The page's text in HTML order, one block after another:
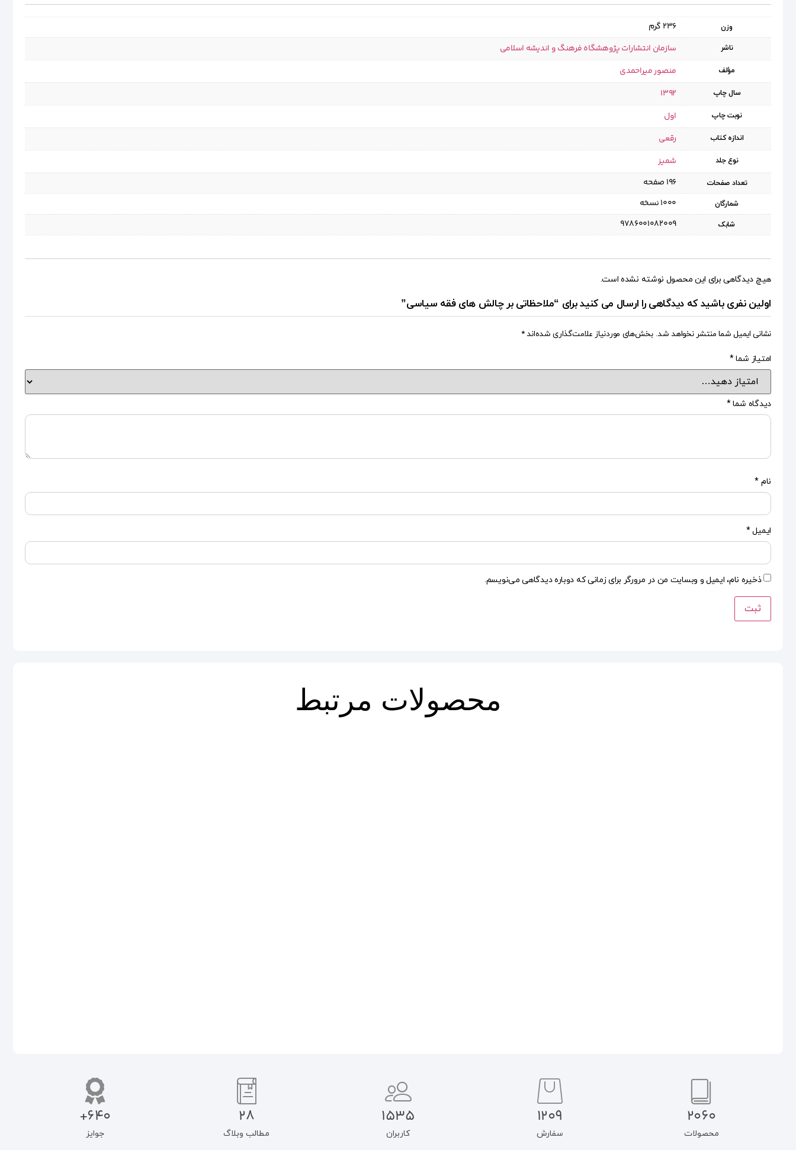
وزن 236 گرم
ناشر سازمان انتشارات پژوهشگاه فرهنگ و اندیشه اسلامی
مؤلف منصور میراحمدی
سال چاپ 1392
نوبت چاپ اول
اندازه کتاب رقعی
نوع جلد شمیز
تعداد صفحات ۱۹۶ صفحه
شمارگان ۱۰۰۰ نسخه
شابک 9786001082009
هیچ دیدگاهی برای این محصول نوشته نشده است.
اولین نفری باشید که دیدگاهی را ارسال می کنید برای “ملاحظاتی بر چالش های فقه سیاسی”
نشانی ایمیل شما منتشر نخواهد شد. بخش‌های موردنیاز علامت‌گذاری شده‌اند*
امتیاز شما*
دیدگاه شما*
نام *
ایمیل*
ذخیره نام، ایمیل و وبسایت من در مرورگر برای زمانی که دوباره دیدگاهی می‌نویسم.
محصولات مرتبط
2060
محصولات
1209
سفارش
1535
کاربران
28
مطالب وبلاگ
640+
جوایز